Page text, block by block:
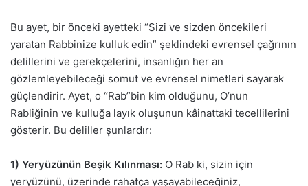
Bu ayet, bir önceki ayetteki “Sizi ve sizden öncekileri
yaratan Rabbinize kulluk edin” şeklindeki evrensel çağrının
delillerini ve gerekçelerini, insanlığın her an
gözlemleyebileceği somut ve evrensel nimetleri sayarak
güçlendirir. Ayet, o “Rab”bin kim olduğunu, O’nun
Rabliğinin ve kulluğa layık oluşunun kâinattaki tecellilerini
gösterir. Bu deliller şunlardır:
1) Yeryüzünün Beşik Kılınması: O Rab ki, sizin için
yeryüzünü, üzerinde rahatça yaşayabileceğiniz,